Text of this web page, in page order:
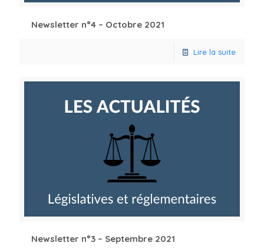
Newsletter n°4 – Octobre 2021
Lire la suite
Newsletter n°3 – Septembre 2021